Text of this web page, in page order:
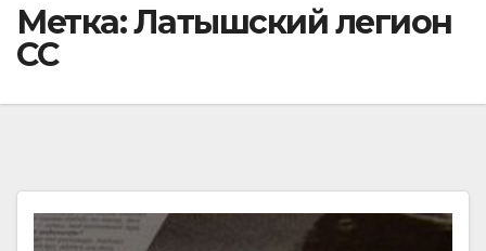
Метка:Латышский легион
СС